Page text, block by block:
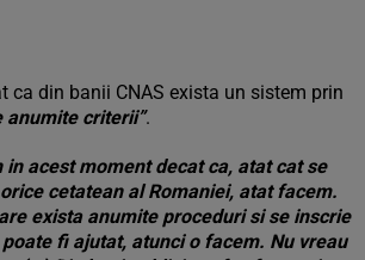
ca din banii CNAS exista un sistem prin
anumite criterii”.
in acest moment decat ca, atat cat se
cetatean al Romaniei, atat facem.
exista anumite proceduri si se inscrie
fi ajutat, atunci o facem. Nu vreau